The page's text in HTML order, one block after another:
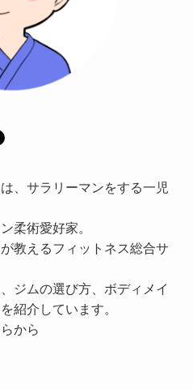
、サラリーマンをする一児
柔術愛好家。
教えるフィットネス総合サ
ジムの選び方、ボディメイ
紹介しています。
から